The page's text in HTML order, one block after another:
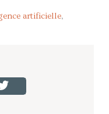
artificielle,